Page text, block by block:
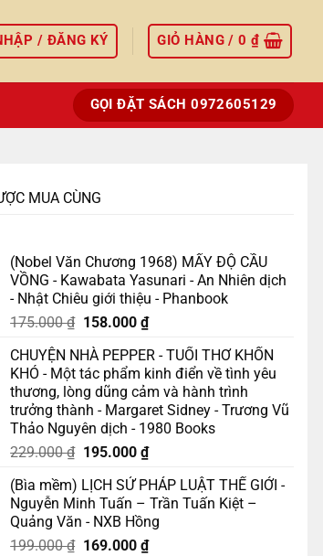
/ ĐĂNG KÝ GIỎ HÀNG /0₫
GỌI ĐẶT SÁCH 0972605129
- NXB Văn Học số lượng
MUA CÙNG
(Nobel Văn Chương 1968) MẤY ĐỘ CẦU
VỒNG - Kawabata Yasunari - An Nhiên dịch
- Nhật Chiêu giới thiệu - Phanbook
175.000₫ Giá
là:
175.000 ₫.
158.000 ₫Giá
tại
là:
158.000 ₫.
CHUYỆN NHÀ PEPPER - TUỔI THƠ KHỐN
KHÓ - Một tác phẩm kinh điển về tình yêu
thương, lòng dũng cảm và hành trình
trưởng thành - Margaret Sidney - Trương Vũ
Thảo Nguyên dịch - 1980 Books
229.000₫ Giá
là:
229.000 ₫.
195.000 ₫Giá
tại
là:
195.000 ₫.
(Bìa mềm) LỊCH SỬ PHÁP LUẬT THẾ GIỚI -
Nguyễn Minh Tuấn – Trần Tuấn Kiệt –
Quảng Văn - NXB Hồng
199.000₫ Giá
169.000 ₫Giá